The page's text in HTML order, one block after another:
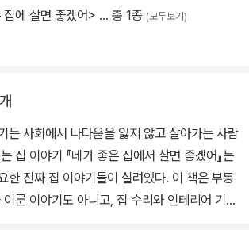
에 살면 좋겠어> … 총 1종 (모두보기)
잃지 않고 살아가는 사람
한 진짜 집 이야기들이 실려있다. 이 책은 부동
룬 이야기도 아니고, 집 수리와 인테리어 기술